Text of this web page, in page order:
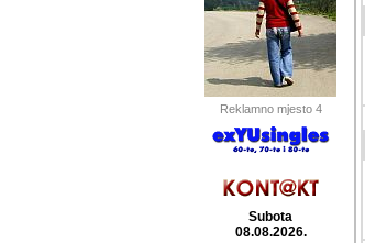
Reklamno mjesto 4
Subota
08.08.2026.